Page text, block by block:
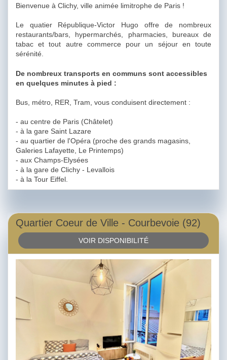
Bienvenue à Clichy, ville animée limitrophe de Paris !
Le quatier République-Victor Hugo offre de nombreux
restaurants/bars, hypermarchés, pharmacies, bureaux de
tabac et tout autre commerce pour un séjour en toute
sérénité.
De nombreux transports en communs sont accessibles
en quelques minutes à pied :
Bus, métro, RER, Tram, vous conduisent directement :
- au centre de Paris (Châtelet)
- à la gare Saint Lazare
- au quartier de l'Opéra (proche des grands magasins,
Galeries Lafayette, Le Printemps)
- aux Champs-Elysées
- à la gare de Clichy - Levallois
- à la Tour Eiffel.
Quartier Coeur de Ville - Courbevoie (92)
VOIR DISPONIBILITÉ